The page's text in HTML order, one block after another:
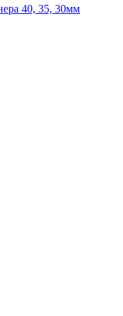
40, 35, 30мм